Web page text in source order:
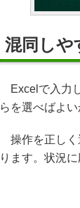
混同しや
Excelで入力
らを選べばよ
操作を正しく
ります。状況